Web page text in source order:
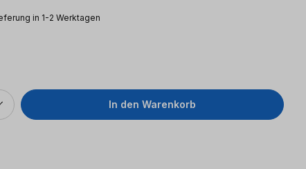
in 1-2 Werktagen
In den Warenkorb